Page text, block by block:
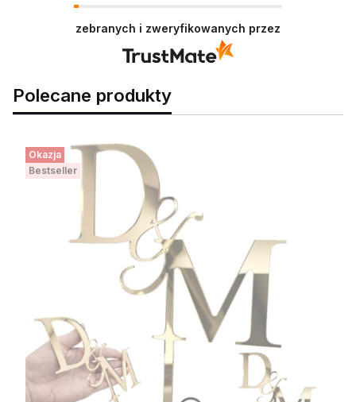
jak Ty. Z pozdrowieniami, obsługa sklepu.
zebranych i zweryfikowanych przez
Polecane produkty
Okazja
Bestseller